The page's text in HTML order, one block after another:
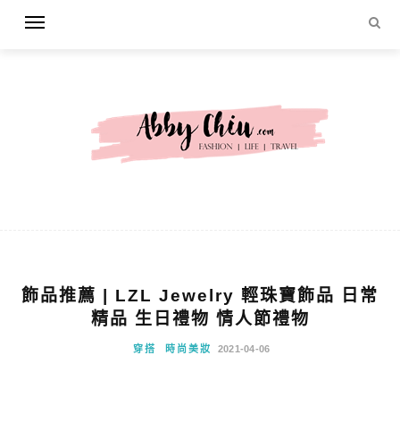
飾品推薦 | LZL Jewelry 輕珠寶飾品 日常
精品 生日禮物 情人節禮物
穿搭 時尚美妝 2021-04-06